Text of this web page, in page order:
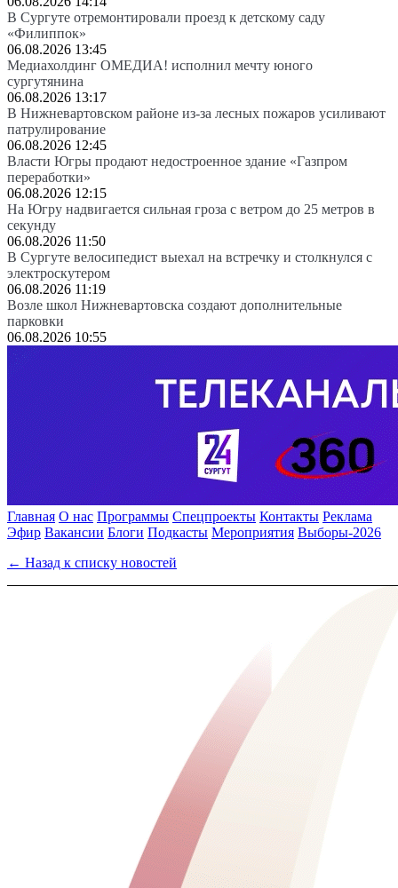
В Сургуте отремонтировали проезд к детскому саду
«Филиппок»
06.08.2026 13:45
Медиахолдинг ОМЕДИА! исполнил мечту юного
сургутянина
06.08.2026 13:17
В Нижневартовском районе из-за лесных пожаров усиливают
патрулирование
06.08.2026 12:45
Власти Югры продают недостроенное здание «Газпром
переработки»
06.08.2026 12:15
На Югру надвигается сильная гроза с ветром до 25 метров в
секунду
06.08.2026 11:50
В Сургуте велосипедист выехал на встречку и столкнулся с
электроскутером
06.08.2026 11:19
Возле школ Нижневартовска создают дополнительные
парковки
06.08.2026 10:55
Главная О нас Программы Спецпроекты Контакты Реклама
Эфир Вакансии Блоги Подкасты Мероприятия Выборы-2026
← Назад к списку новостей